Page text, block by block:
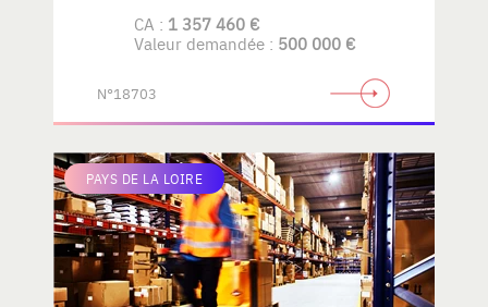
CA : 1 357 460 €
Valeur demandée : 500 000 €
N°18703
PAYS DE LA LOIRE